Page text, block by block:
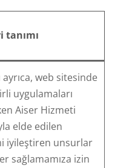
tanımı
ayrıca, web sitesinde
uygulamaları
Aiser Hizmeti
elde edilen
iyileştiren unsurlar
sağlamamıza izin